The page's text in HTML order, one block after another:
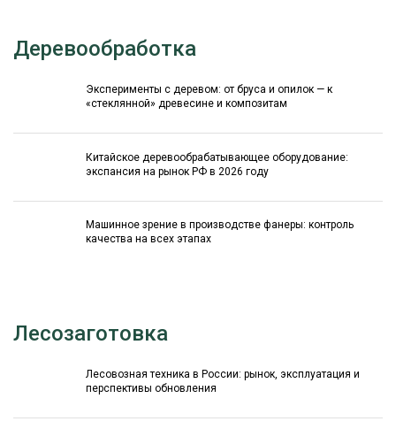
Деревообработка
Эксперименты с деревом: от бруса и опилок — к
«стеклянной» древесине и композитам
Китайское деревообрабатывающее оборудование:
экспансия на рынок РФ в 2026 году
Машинное зрение в производстве фанеры: контроль
качества на всех этапах
Лесозаготовка
Лесовозная техника в России: рынок, эксплуатация и
перспективы обновления